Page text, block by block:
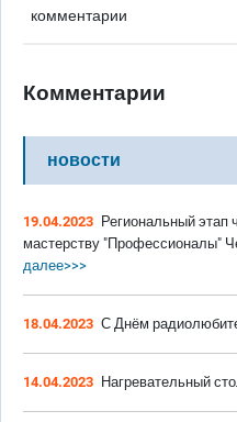
комментарии
Комментарии
новости
19.04.2023 Региональный
мастерству "Профессионалы"
далее>>>
18.04.2023 С Днём
14.04.2023 Нагревательный